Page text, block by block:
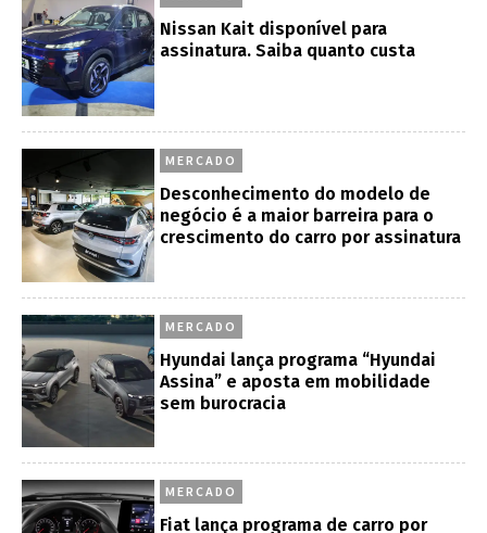
Nissan Kait disponível para
assinatura. Saiba quanto custa
MERCADO
Desconhecimento do modelo de
negócio é a maior barreira para o
crescimento do carro por assinatura
MERCADO
Hyundai lança programa “Hyundai
Assina” e aposta em mobilidade
sem burocracia
MERCADO
Fiat lança programa de carro por